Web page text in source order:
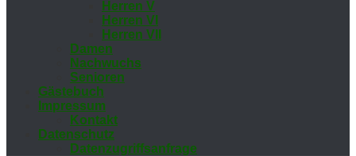
Her­ren V
Her­ren VI
Her­ren VII
Da­men
Nach­wuchs
Se­nio­ren
Gäs­te­buch
Im­pres­sum
Kon­takt
Da­ten­schutz
Da­ten­zu­griffs­an­fra­ge